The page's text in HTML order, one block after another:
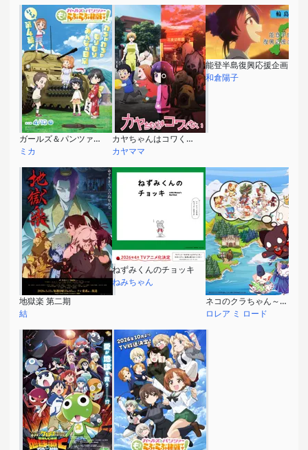
ガールズ＆パンツァー もっとらぶらぶ作戦です！第４幕
ミカ
カヤちゃんはコワくない
カヤママ
能登半島復興応援企画
和倉陽子
地獄楽 第二期
結
ねずみくんのチョッキ
ねみちゃん
ネコのクラちゃん～クラレ王国 大陸のLutte Amor～
ロレア ミ ロード